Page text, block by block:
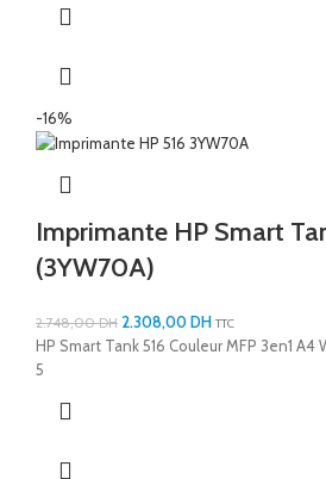
-16%
Imprimante HP Smart
(3YW70A)
2.748,00DH 2.308,00DH TTC
HP Smart Tank 516 Couleur MFP 3en1 A4
5